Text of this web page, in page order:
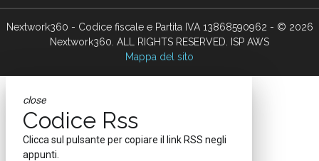
Nextwork360 - Codice fiscale e Partita IVA 13868590962 - © 2026
Nextwork360. ALL RIGHTS RESERVED. ISP AWS
Mappa del sito
close
Codice Rss
Clicca sul pulsante per copiare il link RSS negli
appunti.